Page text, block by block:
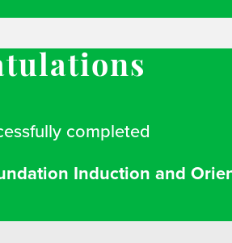
completed
Induction and